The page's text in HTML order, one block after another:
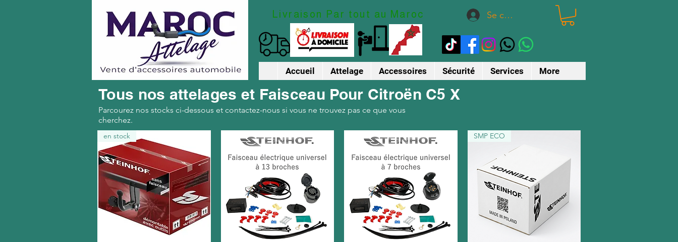
Livraison Par tout au Maroc Se connecter
Accueil Attelage Accessoires Sécurité Services More
Tous nos attelages et Faisceau Pour Citroën C5 X
Parcourez nos stocks ci-dessous et contactez-nous si vous ne trouvez pas ce que vous
cherchez.
en stock SMP ECO